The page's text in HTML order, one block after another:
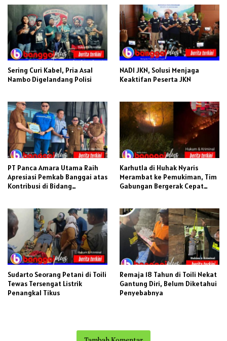
Sering Curi Kabel, Pria Asal
Nambo Digelandang Polisi
NADI JKN, Solusi Menjaga
Keaktifan Peserta JKN
PT Panca Amara Utama Raih
Apresiasi Pemkab Banggai atas
Kontribusi di Bidang
Karhutla di Huhak Nyaris
Merambat ke Pemukiman, Tim
Gabungan Bergerak Cepat
Sudarto Seorang Petani di Toili
Tewas Tersengat Listrik
Penangkal Tikus
Remaja 18 Tahun di Toili Nekat
Gantung Diri, Belum Diketahui
Penyebabnya